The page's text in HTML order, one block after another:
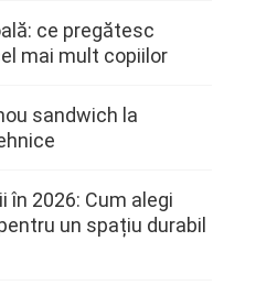
ce pregătesc
mai mult copiilor
sandwich la
în 2026: Cum alegi
un spațiu durabil